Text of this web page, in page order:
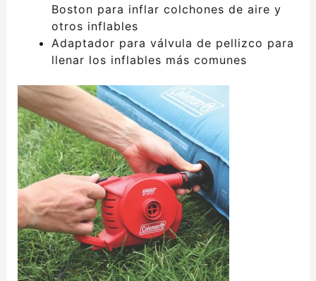
Boston para inflar colchones de aire y
otros inflables
Adaptador para válvula de pellizco para
llenar los inflables más comunes